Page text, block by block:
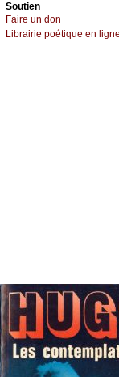
Sоutien
Fаirе un dоn
Librairiе pоétique en lignе